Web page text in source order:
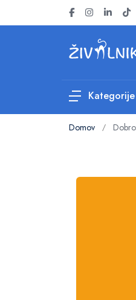
Domov /